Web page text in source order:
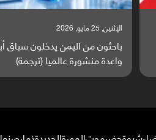
السبت, 23 مايو, 2026
صراع دولي يتصاعد قرب اليمن
ساحة مواجهة عالمية (ترجمة)